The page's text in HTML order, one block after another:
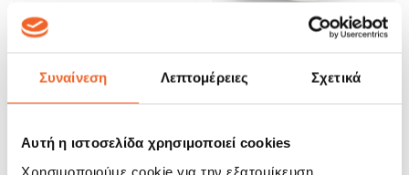
Συναίνεση Λεπτομέρειες Σχετικά
Αυτή η ιστοσελίδα χρησιμοποιεί cookies
Χρησιμοποιούμε cookie για την εξατομίκευση
Σετ 2τ,χ...
ΑΓΟΡΑ
Irresistible